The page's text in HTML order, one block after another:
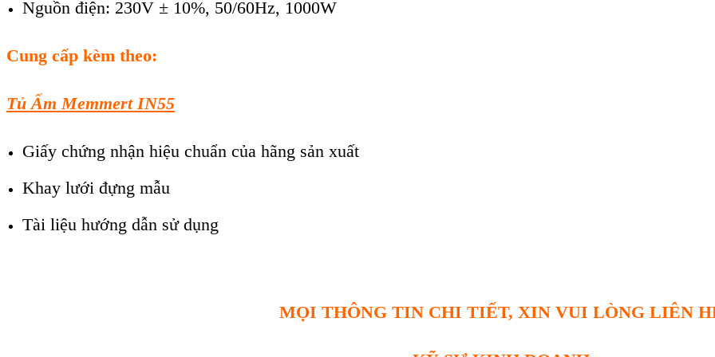
Nguồn điện: 230V ± 10%, 50/60Hz, 1000W
Cung cấp kèm theo:
Tủ Ấm Memmert IN55
Giấy chứng nhận hiệu chuẩn của hãng sản xuất
Khay lưới đựng mẫu
Tài liệu hướng dẫn sử dụng
MỌI THÔNG TIN CHI TIẾT, XIN VUI LÒNG LIÊN